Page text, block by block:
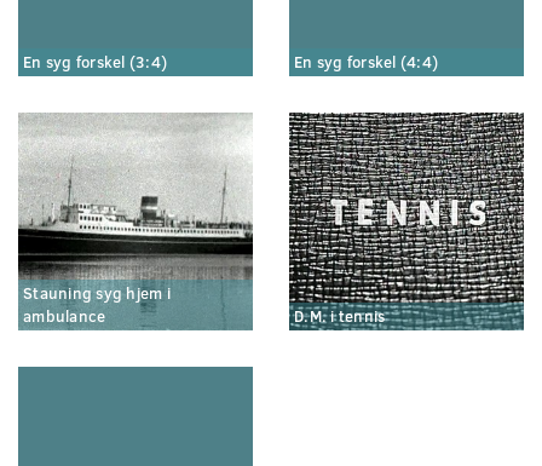
En syg forskel (3:4) En syg forskel (4:4)
Stauning syg hjem i
ambulance
D.M. i tennis